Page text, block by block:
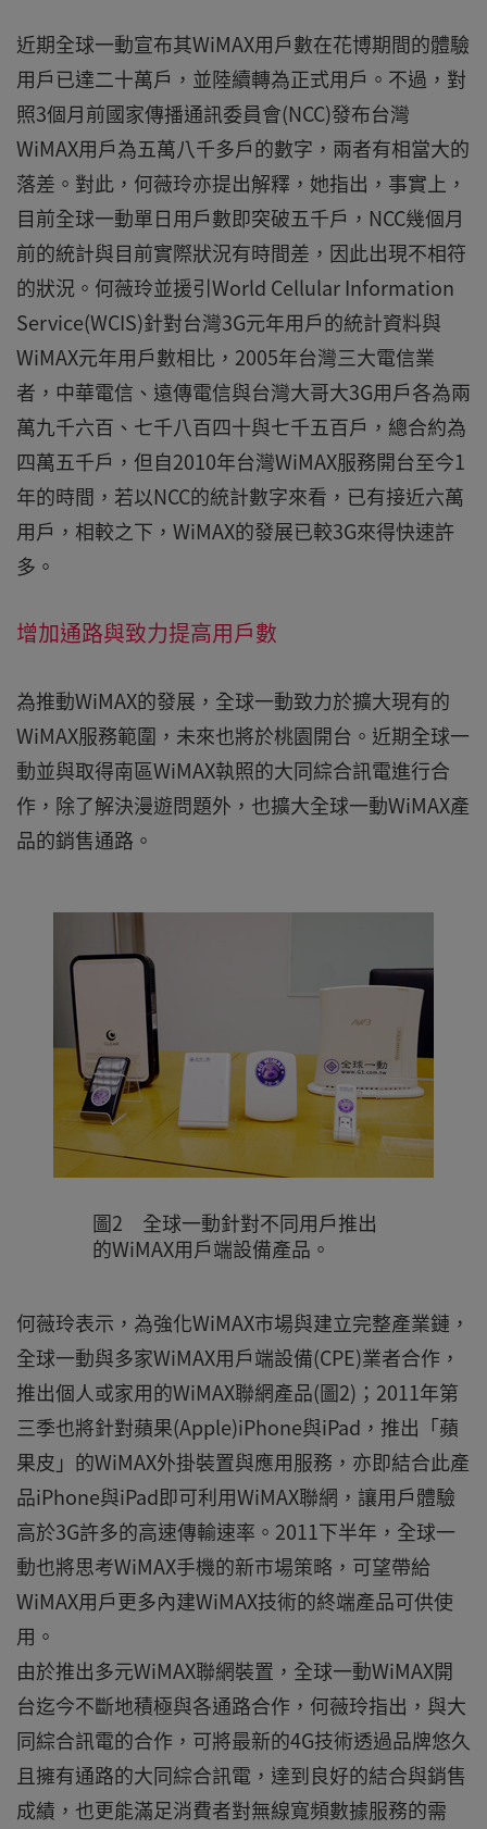
近期全球一動宣布其WiMAX用戶數在花博期間的體驗
用戶已達二十萬戶，並陸續轉為正式用戶。不過，對
照3個月前國家傳播通訊委員會(NCC)發布台灣
WiMAX用戶為五萬八千多戶的數字，兩者有相當大的
落差。對此，何薇玲亦提出解釋，她指出，事實上，
目前全球一動單日用戶數即突破五千戶，NCC幾個月
前的統計與目前實際狀況有時間差，因此出現不相符
的狀況。何薇玲並援引World Cellular Information
Service(WCIS)針對台灣3G元年用戶的統計資料與
WiMAX元年用戶數相比，2005年台灣三大電信業
者，中華電信、遠傳電信與台灣大哥大3G用戶各為兩
萬九千六百、七千八百四十與七千五百戶，總合約為
四萬五千戶，但自2010年台灣WiMAX服務開台至今1
年的時間，若以NCC的統計數字來看，已有接近六萬
用戶，相較之下，WiMAX的發展已較3G來得快速許
多。
增加通路與致力提高用戶數
為推動WiMAX的發展，全球一動致力於擴大現有的
WiMAX服務範圍，未來也將於桃園開台。近期全球一
動並與取得南區WiMAX執照的大同綜合訊電進行合
作，除了解決漫遊問題外，也擴大全球一動WiMAX產
品的銷售通路。
圖2 全球一動針對不同用戶推出
的WiMAX用戶端設備產品。
何薇玲表示，為強化WiMAX市場與建立完整產業鏈，
全球一動與多家WiMAX用戶端設備(CPE)業者合作，
推出個人或家用的WiMAX聯網產品(圖2)；2011年第
三季也將針對蘋果(Apple)iPhone與iPad，推出「蘋
果皮」的WiMAX外掛裝置與應用服務，亦即結合此產
品iPhone與iPad即可利用WiMAX聯網，讓用戶體驗
高於3G許多的高速傳輸速率。2011下半年，全球一
動也將思考WiMAX手機的新市場策略，可望帶給
WiMAX用戶更多內建WiMAX技術的終端產品可供使
用。
由於推出多元WiMAX聯網裝置，全球一動WiMAX開
台迄今不斷地積極與各通路合作，何薇玲指出，與大
同綜合訊電的合作，可將最新的4G技術透過品牌悠久
且擁有通路的大同綜合訊電，達到良好的結合與銷售
成績，也更能滿足消費者對無線寬頻數據服務的需